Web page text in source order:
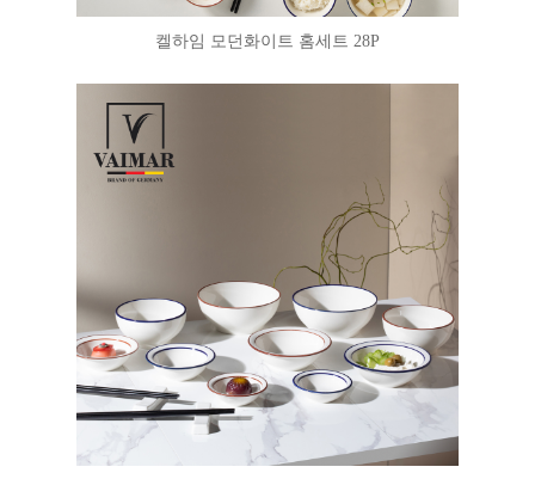
켈하임 모던화이트 홈세트 28P